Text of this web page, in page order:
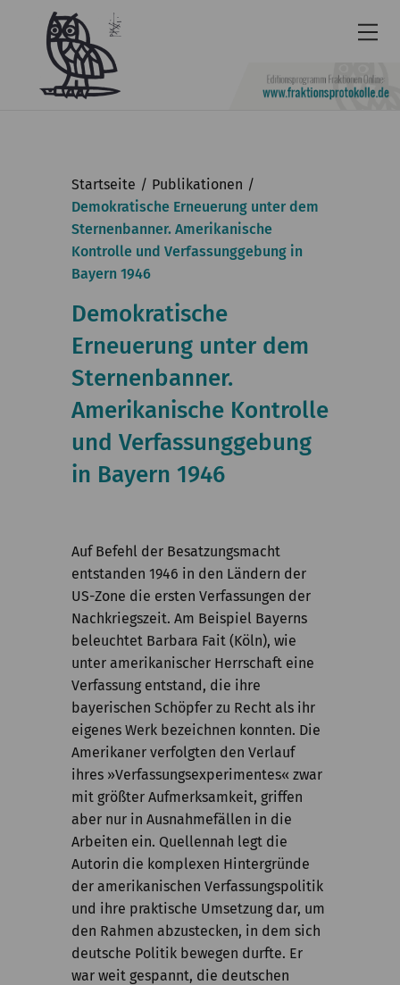
Leichte
Sprache
Kontakt
KGParl
Aktuelles
Kommission
Institut
Forschung
Startseite
Publikationen
Demokratische Erneuerung unter dem
Sternenbanner. Amerikanische
Kontrolle und Verfassunggebung in
Bayern 1946
Demokratische
Erneuerung unter dem
Sternenbanner.
Amerikanische Kontrolle
und Verfassunggebung
in Bayern 1946
Auf Befehl der Besatzungsmacht
entstanden 1946 in den Ländern der
US-Zone die ersten Verfassungen der
Nachkriegszeit. Am Beispiel Bayerns
beleuchtet Barbara Fait (Köln), wie
unter amerikanischer Herrschaft eine
Verfassung entstand, die ihre
bayerischen Schöpfer zu Recht als ihr
eigenes Werk bezeichnen konnten. Die
Amerikaner verfolgten den Verlauf
ihres »Verfassungsexperimentes« zwar
mit größter Aufmerksamkeit, griffen
aber nur in Ausnahmefällen in die
Arbeiten ein. Quellennah legt die
Autorin die komplexen Hintergründe
der amerikanischen Verfassungspolitik
und ihre praktische Umsetzung dar, um
den Rahmen abzustecken, in dem sich
deutsche Politik bewegen durfte. Er
war weit gespannt, die deutschen